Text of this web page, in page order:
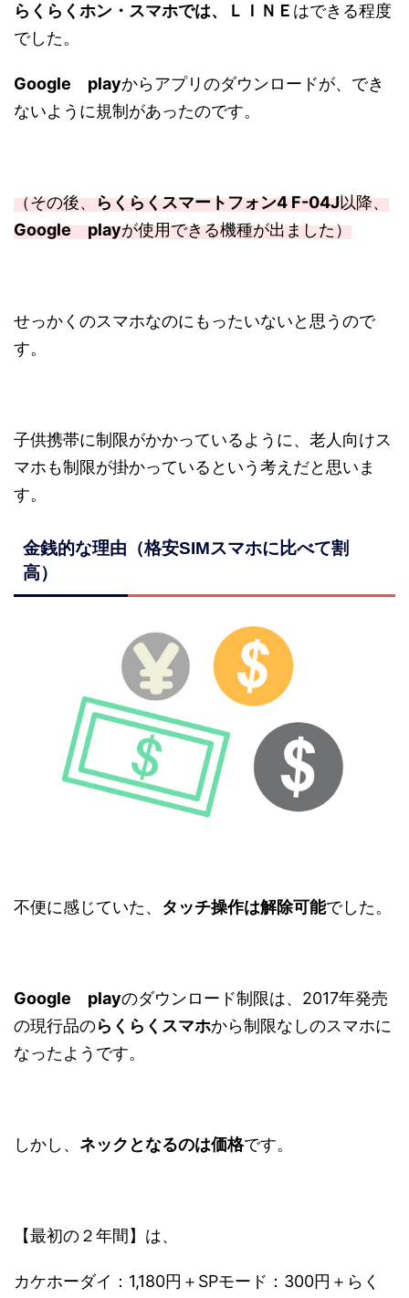
らくらくホン・スマホでは、ＬＩＮＥ はできる程度
でした。
Google playからアプリのダウンロードが、でき
ないように規制があったのです。
（その後、らくらくスマートフォン4 F-04J以降、
Google playが使用できる機種が出ました）
せっかくのスマホなのにもったいないと思うので
す。
子供携帯に制限がかかっているように、老人向けス
マホも制限が掛かっているという考えだと思いま
す。
金銭的な理由（格安SIMスマホに比べて割
高）
不便に感じていた、 タッチ操作は解除可能でした。
Google playのダウンロード制限は、2017年発売
の現行品のらくらくスマホから制限なしのスマホに
なったようです。
しかし、 ネックとなるのは価格です。
【最初の２年間】は、
カケホーダイ：1,180円＋SPモード：300円＋らく